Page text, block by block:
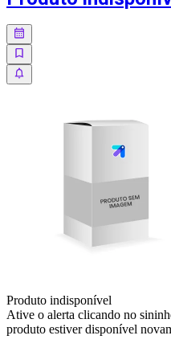
Produto indisponível
Ative o alerta clicando no
produto estiver disponível